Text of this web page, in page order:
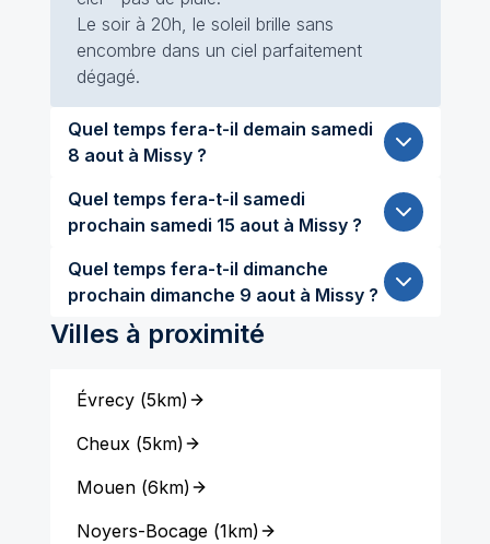
Le soir à 20h, le soleil brille sans
encombre dans un ciel parfaitement
dégagé.
Quel temps fera-t-il demain samedi
8 aout à Missy ?
Quel temps fera-t-il samedi
prochain samedi 15 aout à Missy ?
Quel temps fera-t-il dimanche
prochain dimanche 9 aout à Missy ?
Villes à proximité
Évrecy(5km)
Cheux(5km)
Mouen(6km)
Noyers-Bocage(1km)